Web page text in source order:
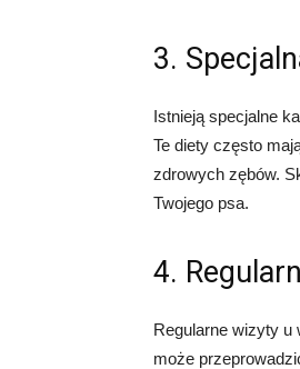
3.
Istnieją specjalne
Te diety często
zdrowych zębów.
Twojego psa.
4.
Regularne wizyty u
może